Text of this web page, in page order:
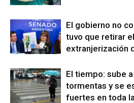
El gobierno no
tuvo que retirar
extranjerización
El tiempo: sube
tormentas y se
fuertes en toda